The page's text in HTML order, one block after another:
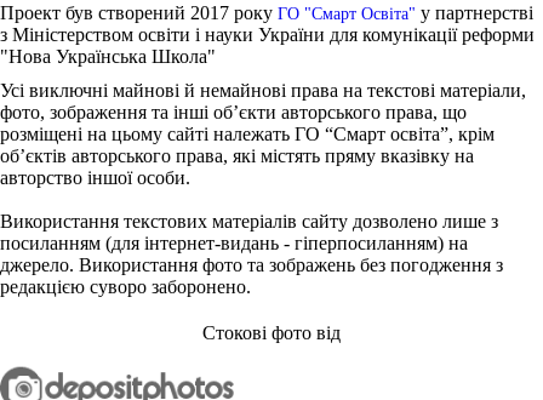
Проект був створений 2017 року ГО "Смарт Освіта" у партнерстві
з Міністерством освіти і науки України для комунікації реформи
"Нова Українська Школа"
Усі виключні майнові й немайнові права на текстові матеріали,
фото, зображення та інші об’єкти авторського права, що
розміщені на цьому сайті належать ГО “Смарт освіта”, крім
об’єктів авторського права, які містять пряму вказівку на
авторство іншої особи.
Використання текстових матеріалів сайту дозволено лише з
посиланням (для інтернет-видань - гіперпосиланням) на
джерело. Використання фото та зображень без погодження з
редакцією суворо заборонено.
Стокові фото від